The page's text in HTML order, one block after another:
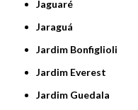
Jaguaré
Jaraguá
Jardim Bonfiglioli
Jardim Everest
Jardim Guedala